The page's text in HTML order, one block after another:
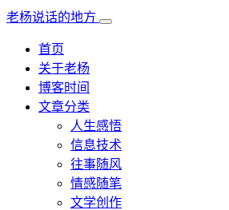
老杨说话的地方
首页
关于老杨
博客时间
文章分类
人生感悟
信息技术
往事随风
情感随笔
文学创作